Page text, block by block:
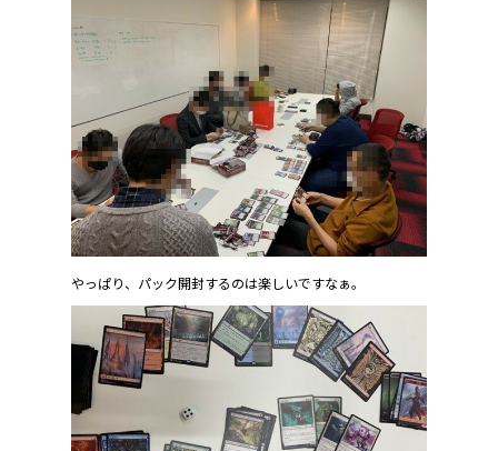
やっぱり、パック開封するのは楽しいですなぁ。